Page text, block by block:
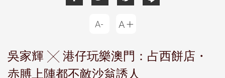
吳家輝 ╳ 港仔玩樂澳門：占西餅店・
赤膊上陣都不敵沙翁誘人